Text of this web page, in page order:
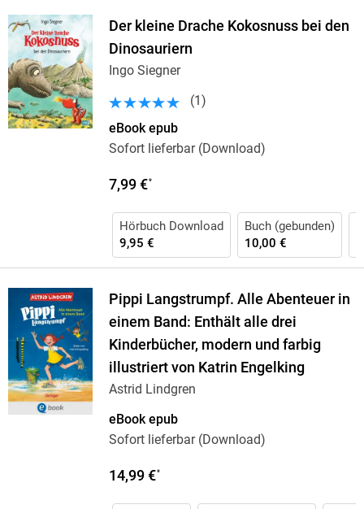
Der kleine Drache Kokosnuss bei den
Dinosauriern
Ingo Siegner
(1 )
eBook epub
Sofort lieferbar (Download)
7,99 €*
Hörbuch Download
9,95 €
Buch (gebunden)
10,00 €
Pippi Langstrumpf. Alle Abenteuer in
einem Band: Enthält alle drei
Kinderbücher, modern und farbig
illustriert von Katrin Engelking
Astrid Lindgren
eBook epub
Sofort lieferbar (Download)
14,99 €*